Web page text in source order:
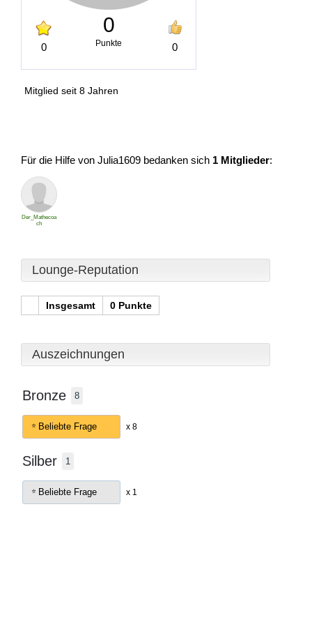
0
0
Punkte 0
Mitglied seit 8 Jahren
Für die Hilfe von Julia1609 bedanken sich 1 Mitglieder:
Der_Mathecoa
ch
Lounge-Reputation
Insgesamt 0 Punkte
Auszeichnungen
Bronze 8
Beliebte Frage x 8
Silber 1
Beliebte Frage x 1